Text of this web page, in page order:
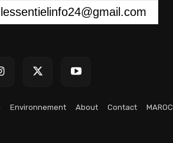
lessentielinfo24@gmail.com
Environnement About Contact MAROC